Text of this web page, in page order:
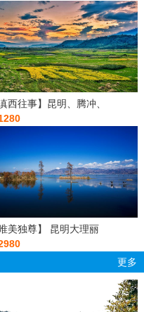
滇西往事】昆明、腾冲、
唯美独尊】 昆明大理丽
更多